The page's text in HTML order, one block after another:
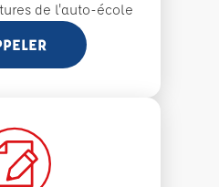
de l'auto-école